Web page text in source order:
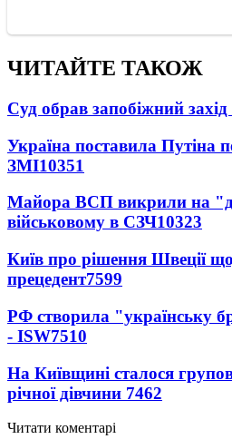
ЧИТАЙТЕ ТАКОЖ
Суд обрав запобіжний
Україна поставила Путіна
ЗМІ10351
Майора ВСП викрили на
військовому в СЗЧ10323
Київ про рішення Швеції
прецедент7599
РФ створила "українську
- ISW7510
На Київщині сталося
річної дівчини 7462
Читати коментарі